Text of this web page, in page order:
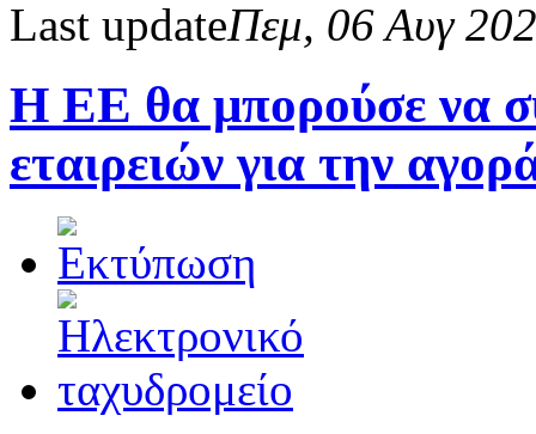
Last updateΠεμ, 06 Αυγ
Η ΕΕ θα μπορούσε να
εταιρειών για την